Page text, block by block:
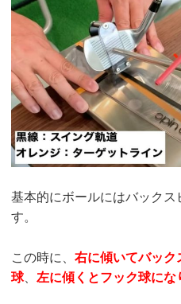
基本的にボールにはバックス
す。
この時に、 右に傾いてバック
球、 左に傾くとフック球にな